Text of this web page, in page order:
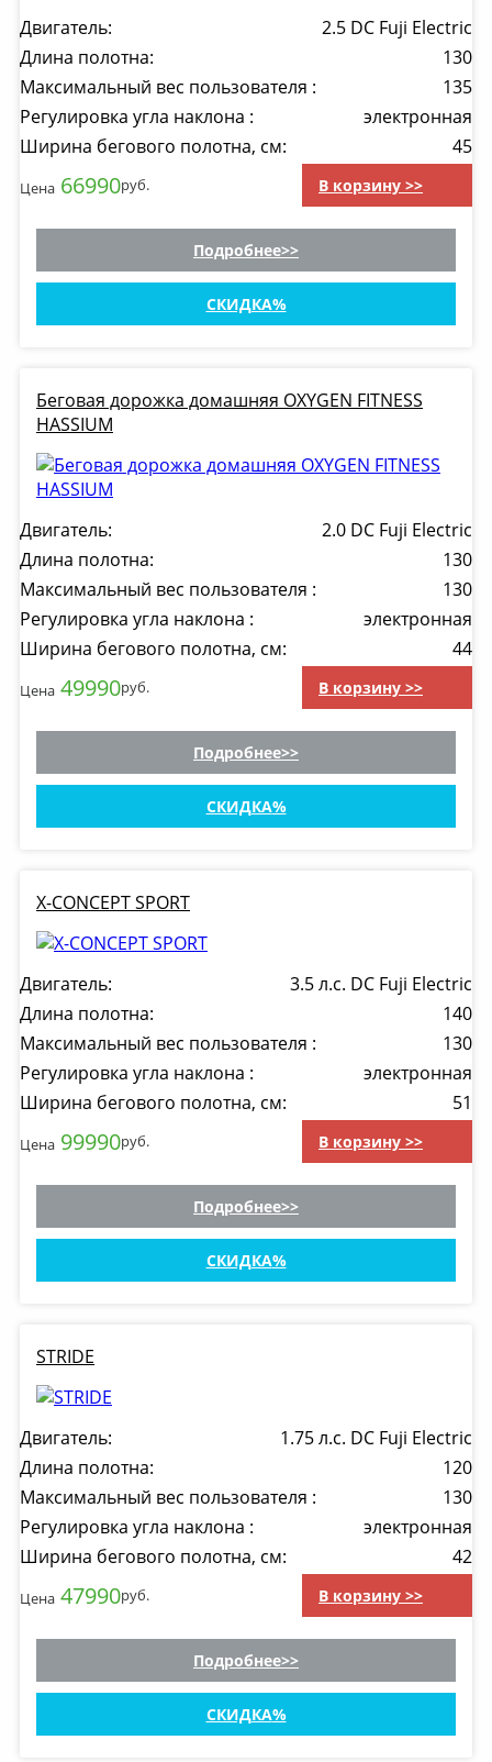
Двигатель:
2.5 DC Fuji Electric
Длина полотна:
130
Максимальный вес пользователя :
135
Регулировка угла наклона :
электронная
Ширина бегового полотна, см:
45
Цена 66990руб. В корзину >>
Подробнее
СКИДКА
Беговая дорожка домашняя OXYGEN FITNESS
HASSIUM
Двигатель:
2.0 DC Fuji Electric
Длина полотна:
130
Максимальный вес пользователя :
130
Регулировка угла наклона :
электронная
Ширина бегового полотна, см:
44
Цена 49990руб. В корзину >>
Подробнее
СКИДКА
X-CONCEPT SPORT
Двигатель:
3.5 л.с. DC Fuji Electric
Длина полотна:
140
Максимальный вес пользователя :
130
Регулировка угла наклона :
электронная
Ширина бегового полотна, см:
51
Цена 99990руб. В корзину >>
Подробнее
СКИДКА
STRIDE
Двигатель:
1.75 л.с. DC Fuji Electric
Длина полотна:
120
Максимальный вес пользователя :
130
Регулировка угла наклона :
электронная
Ширина бегового полотна, см:
42
Цена 47990руб. В корзину >>
Подробнее
СКИДКА